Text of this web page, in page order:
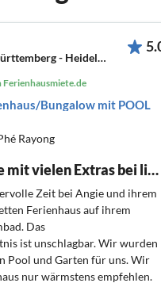
Joyce d. aus Baden-Württemberg - Heidelberg
Ferienhaus/Bungalow mit POOL
Rayong
Eine prima Bleibe mit vielen Extras bei lieben Vermiertern.
Zeit bei Angie und ihrem
Ferienhaus auf ihrem
Das
ist unschlagbar. Wir wurden
Pool und Garten für uns. Wir
nur wärmstens empfehlen.